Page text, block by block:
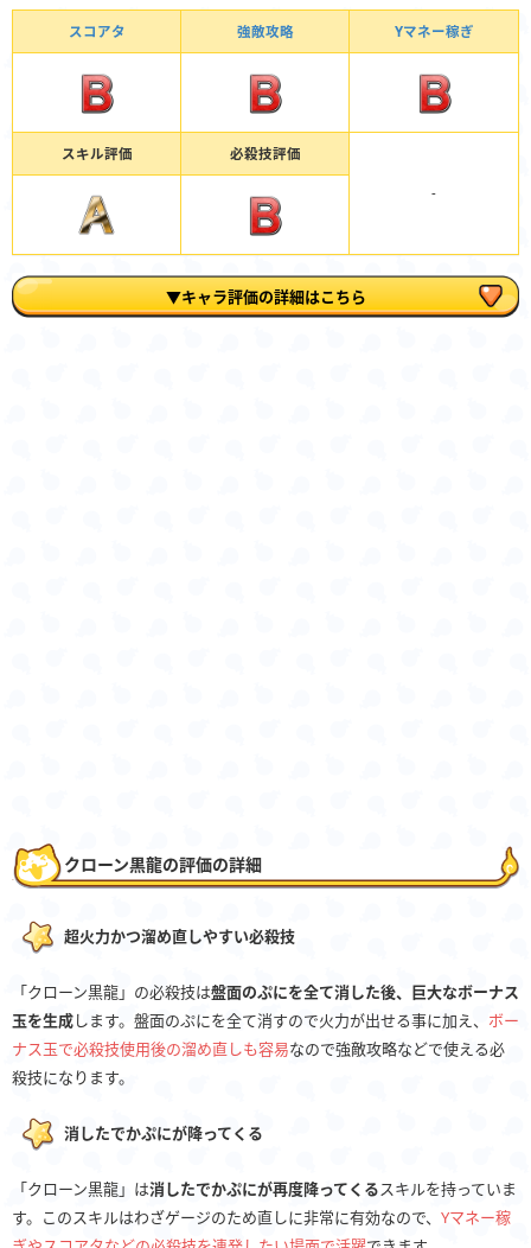
スコアタ 強敵攻略 Yマネー稼ぎ
スキル評価 必殺技評価
-
▼キャラ評価の詳細はこちら
クローン黒龍の評価の詳細
超火力かつ溜め直しやすい必殺技
「クローン黒龍」の必殺技は盤面のぷにを全て消した後、巨大なボーナス
玉を生成します。盤面のぷにを全て消すので火力が出せる事に加え、 ボー
ナス玉で必殺技使用後の溜め直しも容易なので強敵攻略などで使える必
殺技になります。
消したでかぷにが降ってくる
「クローン黒龍」は消したでかぷにが再度降ってくるスキルを持っていま
す。このスキルはわざゲージのため直しに非常に有効なので、 Yマネー稼